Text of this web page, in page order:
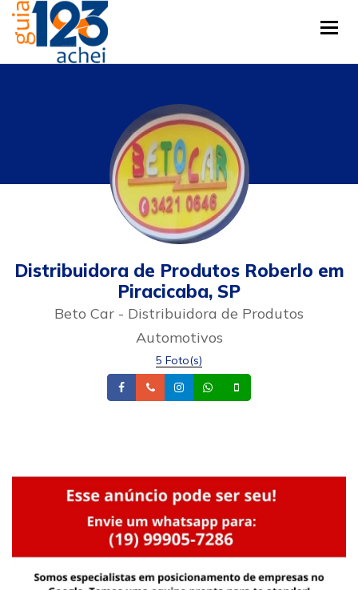
Distribuidora de Produtos Roberlo em
Piracicaba, SP
Beto Car - Distribuidora de Produtos
Automotivos
5 Foto(s)
FacebookTelefoneInstagramWhatsapp